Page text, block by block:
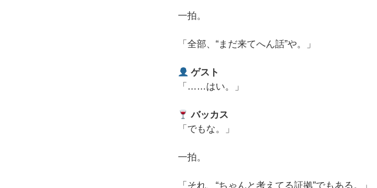
一拍。
「全部、“まだ来てへん話”や。」
ゲスト
「……はい。」
バッカス
「でもな。」
一拍。
「それ、“ちゃんと考えてる証拠”でもある。」